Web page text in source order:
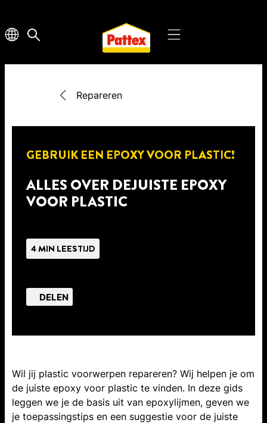
Repareren
GEBRUIK EEN EPOXY VOOR PLASTIC!
ALLES OVER DEJUISTE EPOXY
VOOR PLASTIC
4 MIN LEESTIJD
DELEN
Wil jij plastic voorwerpen repareren? Wij helpen je om
de juiste epoxy voor plastic te vinden. In deze gids
leggen we je de basis uit van epoxylijmen, geven we
je toepassingstips en een suggestie voor de juiste